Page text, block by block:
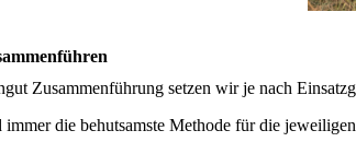
Zusammenführung setzen wir je nach
die behutsamste Methode für die